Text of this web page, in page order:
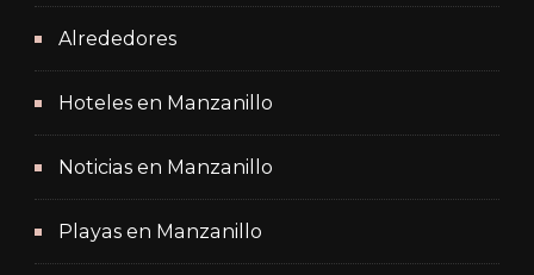
Alrededores
Hoteles en Manzanillo
Noticias en Manzanillo
Playas en Manzanillo